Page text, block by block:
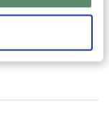
stillede